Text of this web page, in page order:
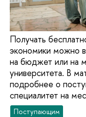
Получать
экономики можно
на бюджет или на
университета. В
подробнее о
специалитет на
Поступающим